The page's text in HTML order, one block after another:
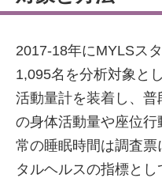
2017-18年にMYLSス
1,095名を分析対象と
活動量計を装着し、普
の身体活動量や座位行
常の睡眠時間は調査
タルヘルスの指標と